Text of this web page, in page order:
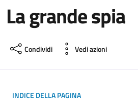
La grande spia
Condividi Vedi azioni
INDICE DELLA PAGINA